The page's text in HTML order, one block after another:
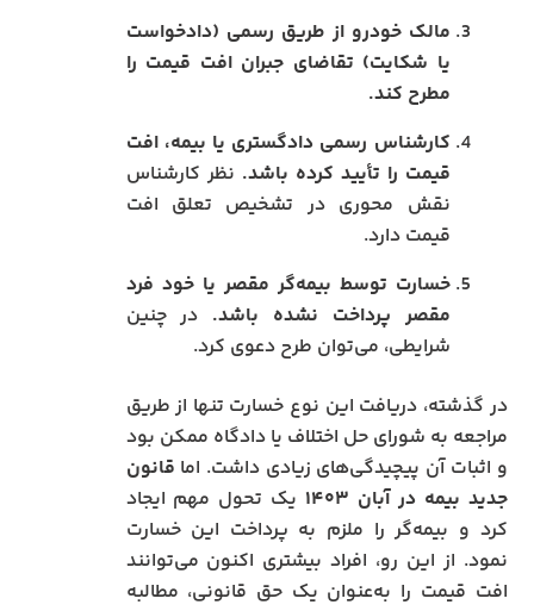
مالک خودرو از طریق رسمی (دادخواست
یا شکایت) تقاضای جبران افت قیمت را
مطرح کند.
کارشناس رسمی دادگستری یا بیمه، افت
قیمت را تأیید کرده باشد. نظر کارشناس
نقش محوری در تشخیص تعلق افت
قیمت دارد.
خسارت توسط بیمه‌گر مقصر یا خود فرد
مقصر پرداخت نشده باشد. در چنین
شرایطی، می‌توان طرح دعوی کرد.
در گذشته، دریافت این نوع خسارت تنها از طریق
مراجعه به شورای حل اختلاف یا دادگاه ممکن بود
و اثبات آن پیچیدگی‌های زیادی داشت. اما قانون
جدید بیمه در آبان ۱۴۰۳
یک تحول مهم ایجاد
کرد و بیمه‌گر را ملزم به پرداخت این خسارت
نمود. از این رو، افراد بیشتری اکنون می‌توانند
افت قیمت را به‌عنوان یک حق قانونی، مطالبه